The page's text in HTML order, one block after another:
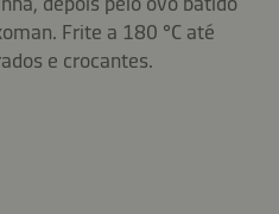
Frite a 180 °C até
e crocantes.